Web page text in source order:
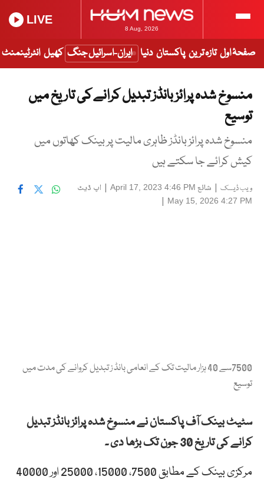
8 Aug, 2026
LIVE
صفحۂ اول تازہ ترین پاکستان دنیا ایران-اسرائیل جنگ کھیل انٹرٹینمنٹ
منسوخ شدہ پرائز بانڈز تبدیل کرانے کی تاریخ میں
توسیع
منسوخ شدہ پرائز بانڈز ظاہری مالیت پر بینک کھاتوں میں
کیش کرائے جا سکتے ہیں
ویب ڈیسک | شائع April 17, 2023 4:46 PM
| اپ ڈیٹ
May 15, 2026 4:27 PM
|
7500سے 40 ہزار مالیت تک کے انعامی بانڈ ز تبدیل کروانے کی مدت میں
توسیع
سٹیٹ بینک آف پاکستان نے منسوخ شدہ پرائز بانڈز تبدیل
کرانے کی تاریخ 30 جون تک بڑھا دی ۔
مرکزی بینک کے مطابق 7500، 15000، 25000 اور 40000